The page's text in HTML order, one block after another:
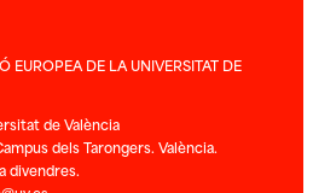
EUROPEA DE LA UNIVERSITAT DE
de València
dels Tarongers. València.
divendres.